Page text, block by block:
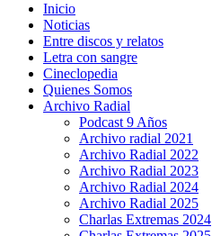
Inicio
Noticias
Entre discos y relatos
Letra con sangre
Cineclopedia
Quienes Somos
Archivo Radial
Podcast 9 Años
Archivo radial 2021
Archivo Radial 2022
Archivo Radial 2023
Archivo Radial 2024
Archivo Radial 2025
Charlas Extremas 2024